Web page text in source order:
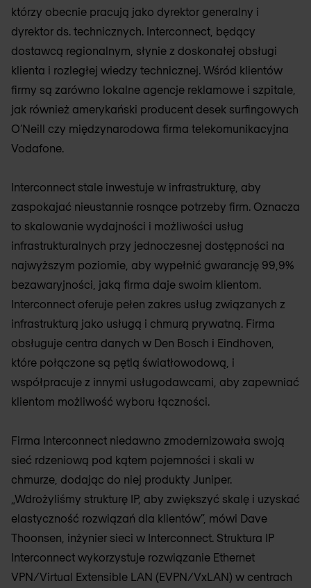
którzy obecnie pracują jako dyrektor generalny i
dyrektor ds. technicznych. Interconnect, będący
dostawcą regionalnym, słynie z doskonałej obsługi
klienta i rozległej wiedzy technicznej. Wśród klientów
firmy są zarówno lokalne agencje reklamowe i szpitale,
jak również amerykański producent desek surfingowych
O’Neill czy międzynarodowa firma telekomunikacyjna
Vodafone.
Interconnect stale inwestuje w infrastrukturę, aby
zaspokajać nieustannie rosnące potrzeby firm. Oznacza
to skalowanie wydajności i możliwości usług
infrastrukturalnych przy jednoczesnej dostępności na
najwyższym poziomie, aby wypełnić gwarancję 99,9%
bezawaryjności, jaką firma daje swoim klientom.
Interconnect oferuje pełen zakres usług związanych z
infrastrukturą jako usługą i chmurą prywatną. Firma
obsługuje centra danych w Den Bosch i Eindhoven,
które połączone są pętlą światłowodową, i
współpracuje z innymi usługodawcami, aby zapewniać
klientom możliwość wyboru łączności.
Firma Interconnect niedawno zmodernizowała swoją
sieć rdzeniową pod kątem pojemności i skali w
chmurze, dodając do niej produkty Juniper.
„Wdrożyliśmy strukturę IP, aby zwiększyć skalę i uzyskać
elastyczność rozwiązań dla klientów”, mówi Dave
Thoonsen, inżynier sieci w Interconnect. Struktura IP
Interconnect wykorzystuje rozwiązanie Ethernet
VPN/Virtual Extensible LAN (EVPN/VxLAN) w centrach